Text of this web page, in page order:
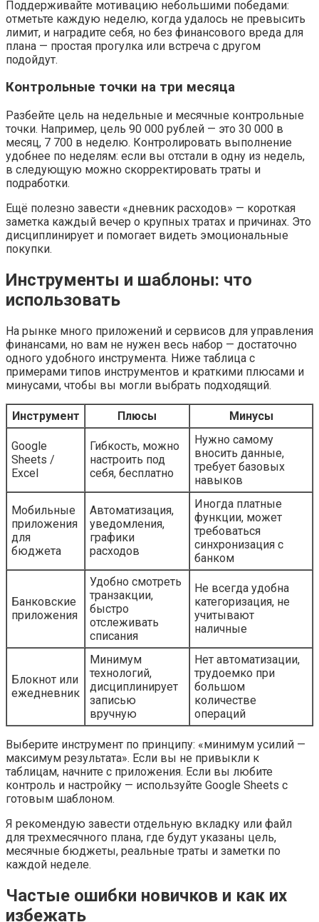
Поддерживайте мотивацию небольшими победами:
отметьте каждую неделю, когда удалось не превысить
лимит, и наградите себя, но без финансового вреда для
плана — простая прогулка или встреча с другом
подойдут.
Контрольные точки на три месяца
Разбейте цель на недельные и месячные контрольные
точки. Например, цель 90 000 рублей — это 30 000 в
месяц, 7 700 в неделю. Контролировать выполнение
удобнее по неделям: если вы отстали в одну из недель,
в следующую можно скорректировать траты и
подработки.
Ещё полезно завести «дневник расходов» — короткая
заметка каждый вечер о крупных тратах и причинах. Это
дисциплинирует и помогает видеть эмоциональные
покупки.
Инструменты и шаблоны: что
использовать
На рынке много приложений и сервисов для управления
финансами, но вам не нужен весь набор — достаточно
одного удобного инструмента. Ниже таблица с
примерами типов инструментов и краткими плюсами и
минусами, чтобы вы могли выбрать подходящий.
Инструмент Плюсы Минусы
Google
Sheets /
Excel
Гибкость, можно
настроить под
себя, бесплатно
Нужно самому
вносить данные,
требует базовых
навыков
Мобильные
приложения
для
бюджета
Автоматизация,
уведомления,
графики
расходов
Иногда платные
функции, может
требоваться
синхронизация с
банком
Банковские
приложения
Удобно смотреть
транзакции,
быстро
отслеживать
списания
Не всегда удобна
категоризация, не
учитывают
наличные
Блокнот или
ежедневник
Минимум
технологий,
дисциплинирует
записью
вручную
Нет автоматизации,
трудоемко при
большом
количестве
операций
Выберите инструмент по принципу: «минимум усилий —
максимум результата». Если вы не привыкли к
таблицам, начните с приложения. Если вы любите
контроль и настройку — используйте Google Sheets с
готовым шаблоном.
Я рекомендую завести отдельную вкладку или файл
для трехмесячного плана, где будут указаны цель,
месячные бюджеты, реальные траты и заметки по
каждой неделе.
Частые ошибки новичков и как их
избежать